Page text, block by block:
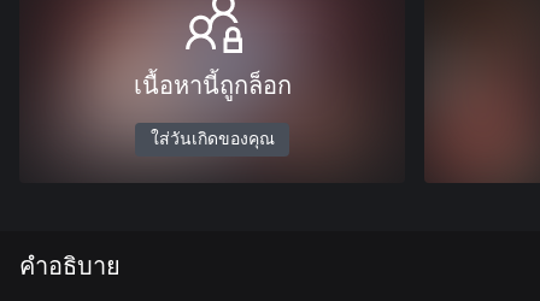
เนื้อหานี้ถูกล็อก
ใส่วันเกิดของคุณ
คำอธิบาย